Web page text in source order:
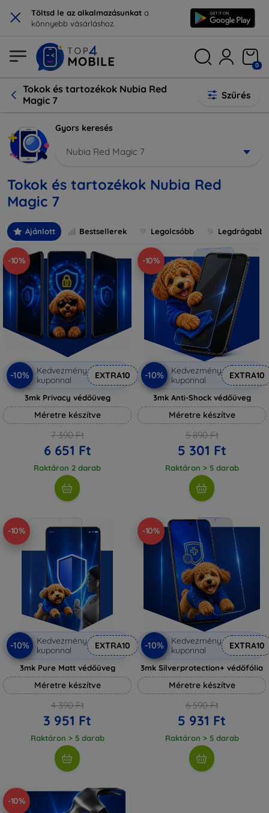
× Töltsd le az alkalmazásunkat a
könnyebb vásárláshoz.
0
Tokok és tartozékok Nubia Red
Magic 7
Szűrés
Gyors keresés
Nubia Red Magic 7
Tokok és tartozékok Nubia Red
Magic 7
Ajánlott Bestsellerek Legolcsóbb Legdrágabb
-10%
-10%
Kedvezmény
kuponnal
EXTRA10
3mk Privacy védőüveg
Méretre készítve
7 390 Ft
6 651 Ft
Raktáron 2 darab
-10%
-10%
Kedvezmény
kuponnal
EXTRA10
3mk Anti-Shock védőüveg
Méretre készítve
5 890 Ft
5 301 Ft
Raktáron > 5 darab
-10%
-10%
Kedvezmény
kuponnal
EXTRA10
3mk Pure Matt védőüveg
Méretre készítve
4 390 Ft
3 951 Ft
Raktáron > 5 darab
-10%
-10%
Kedvezmény
kuponnal
EXTRA10
3mk Silverprotection+ védőfólia
Méretre készítve
6 590 Ft
5 931 Ft
Raktáron > 5 darab
-10%